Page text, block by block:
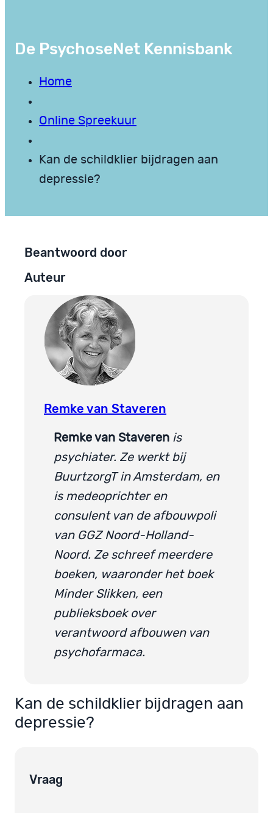
De PsychoseNet Kennisbank
Home
Online Spreekuur
Kan de schildklier bijdragen aan
depressie?
Beantwoord door
Auteur
Remke van Staveren
Remke van Staveren is
psychiater. Ze werkt bij
BuurtzorgT in Amsterdam, en
is medeoprichter en
consulent van de afbouwpoli
van GGZ Noord-Holland-
Noord. Ze schreef meerdere
boeken, waaronder het boek
Minder Slikken, een
publieksboek over
verantwoord afbouwen van
psychofarmaca.
Kan de schildklier bijdragen aan
depressie?
Vraag